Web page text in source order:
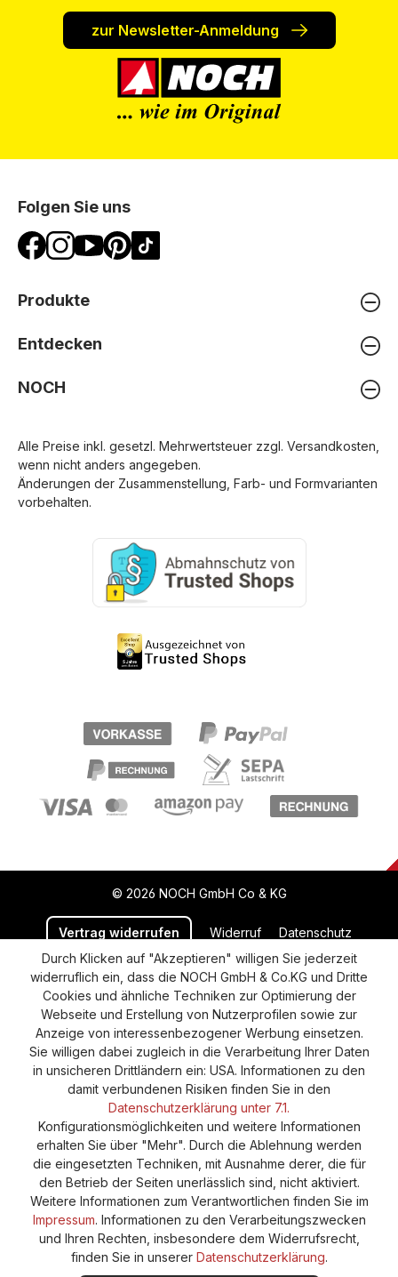
zur Newsletter-Anmeldung
Folgen Sie uns
Produkte
Entdecken
NOCH
Alle Preise inkl. gesetzl. Mehrwertsteuer zzgl. Versandkosten
wenn nicht anders angegeben.
Änderungen der Zusammenstellung, Farb- und Formvarianten
vorbehalten.
© 2026 NOCH GmbH Co & KG
Vertrag widerrufen Widerruf Datenschutz
Versand und Zahlung AGB
Impressum
Cookie-Einstellungen
Barrierefreiheitserklärung
Durch Klicken auf "Akzeptieren" willigen Sie jederzeit
widerruflich ein, dass die NOCH GmbH & Co.KG und Dritte
Cookies und ähnliche Techniken zur Optimierung der
Webseite und Erstellung von Nutzerprofilen sowie zur
Anzeige von interessenbezogener Werbung einsetzen.
Sie willigen dabei zugleich in die Verarbeitung Ihrer Daten
in unsicheren Drittländern ein: USA. Informationen zu den
damit verbundenen Risiken finden Sie in den
Datenschutzerklärung unter 7.1.
Konfigurationsmöglichkeiten und weitere Informationen
erhalten Sie über "Mehr". Durch die Ablehnung werden
die eingesetzten Techniken, mit Ausnahme derer, die für
den Betrieb der Seiten unerlässlich sind, nicht aktiviert.
Weitere Informationen zum Verantwortlichen finden Sie im
Impressum. Informationen zu den Verarbeitungszwecken
und Ihren Rechten, insbesondere dem Widerrufsrecht,
finden Sie in unserer Datenschutzerklärung.